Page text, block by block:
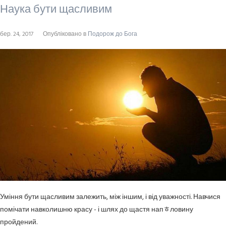
Наука бути щасливим
бер. 24, 2017 Опубліковано в Подорож до Бога
Уміння бути щасливим залежить, між іншим, і від уважності. Навчися
помічати навколишню красу - і шлях до щастя напﾾловину
пройдений.